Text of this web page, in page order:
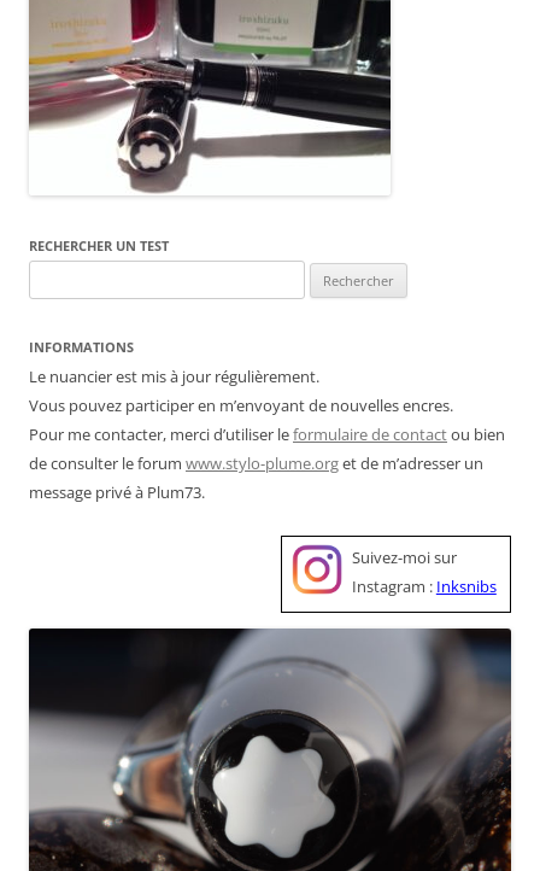
RECHERCHER UN TEST
INFORMATIONS
Le nuancier est mis à jour régulièrement.
Vous pouvez participer en m’envoyant de nouvelles encres.
Pour me contacter, merci d’utiliser leformulaire de contactou bien
de consulter le forum www.stylo-plume.orget de m’adresser un
message privé à Plum73.
Suivez-moi sur
Instagram : Inksnibs